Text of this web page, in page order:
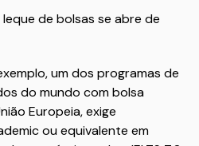
de bolsas se abre de
um dos programas de
do mundo com bolsa
Europeia, exige
ou equivalente em